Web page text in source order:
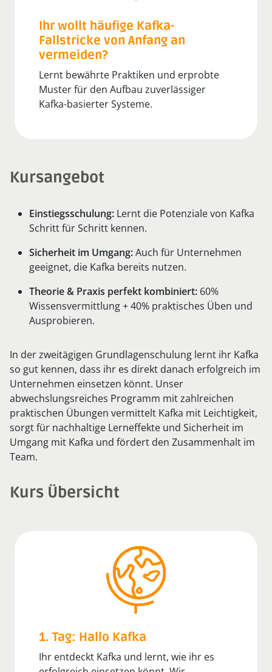
Ihr wollt häufige Kafka-
Fallstricke von Anfang an
vermeiden?
Lernt bewährte Praktiken und erprobte
Muster für den Aufbau zuverlässiger
Kafka-basierter Systeme.
Kursangebot
Einstiegsschulung: Lernt die Potenziale von Kafka
Schritt für Schritt kennen.
Sicherheit im Umgang:Auch für Unternehmen
geeignet, die Kafka bereits nutzen.
Theorie & Praxis perfekt kombiniert: 60%
Wissensvermittlung + 40% praktisches Üben und
Ausprobieren.
In der zweitägigen Grundlagenschulung lernt ihr Kafka
so gut kennen, dass ihr es direkt danach erfolgreich im
Unternehmen einsetzen könnt. Unser
abwechslungsreiches Programm mit zahlreichen
praktischen Übungen vermittelt Kafka mit Leichtigkeit,
sorgt für nachhaltige Lerneffekte und Sicherheit im
Umgang mit Kafka und fördert den Zusammenhalt im
Team.
Kurs Übersicht
1. Tag: Hallo Kafka
Ihr entdeckt Kafka und lernt, wie ihr es